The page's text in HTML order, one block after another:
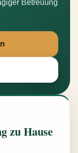
Betreuung
zu Hause